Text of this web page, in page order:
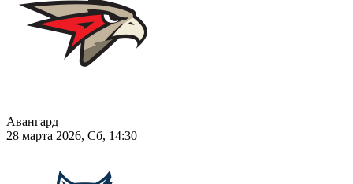
Авангард
28 марта 2026, Сб, 14:30